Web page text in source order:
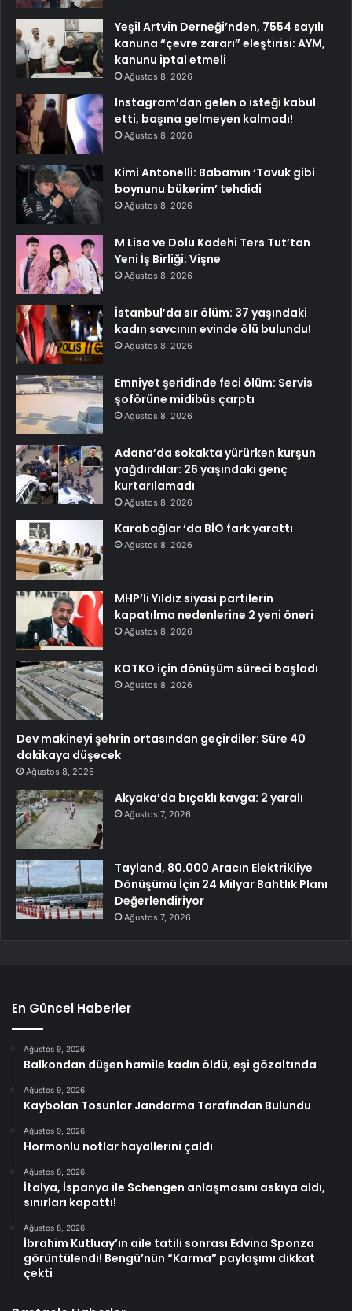
Yeşil Artvin Derneği’nden, 7554 sayılı
kanuna “çevre zararı” eleştirisi: AYM,
kanunu iptal etmeli
Ağustos 8, 2026
Instagram’dan gelen o isteği kabul
etti, başına gelmeyen kalmadı!
Ağustos 8, 2026
Kimi Antonelli: Babamın ‘Tavuk gibi
boynunu bükerim’ tehdidi
Ağustos 8, 2026
M Lisa ve Dolu Kadehi Ters Tut’tan
Yeni İş Birliği: Vişne
Ağustos 8, 2026
İstanbul’da sır ölüm: 37 yaşındaki
kadın savcının evinde ölü bulundu!
Ağustos 8, 2026
Emniyet şeridinde feci ölüm: Servis
şoförüne midibüs çarptı
Ağustos 8, 2026
Adana’da sokakta yürürken kurşun
yağdırdılar: 26 yaşındaki genç
kurtarılamadı
Ağustos 8, 2026
Karabağlar ‘da BİO fark yarattı
Ağustos 8, 2026
MHP’li Yıldız siyasi partilerin
kapatılma nedenlerine 2 yeni öneri
Ağustos 8, 2026
KOTKO için dönüşüm süreci başladı
Ağustos 8, 2026
Dev makineyi şehrin ortasından geçirdiler: Süre 40
dakikaya düşecek
Ağustos 8, 2026
Akyaka’da bıçaklı kavga: 2 yaralı
Ağustos 7, 2026
Tayland, 80.000 Aracın Elektrikliye
Dönüşümü İçin 24 Milyar Bahtlık Planı
Değerlendiriyor
Ağustos 7, 2026
En Güncel Haberler
Ağustos 9, 2026
Balkondan düşen hamile kadın öldü, eşi gözaltında
Ağustos 9, 2026
Kaybolan Tosunlar Jandarma Tarafından Bulundu
Ağustos 9, 2026
Hormonlu notlar hayallerini çaldı
Ağustos 8, 2026
İtalya, İspanya ile Schengen anlaşmasını askıya aldı,
sınırları kapattı!
Ağustos 8, 2026
İbrahim Kutluay’ın aile tatili sonrası Edvina Sponza
görüntülendi! Bengü’nün “Karma” paylaşımı dikkat
çekti